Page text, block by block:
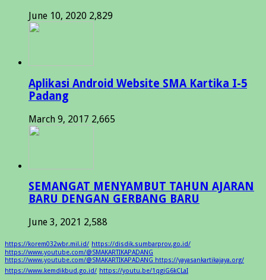
June 10, 2020 2,829
Aplikasi Android Website SMA Kartika I-5
Padang
March 9, 2017 2,665
SEMANGAT MENYAMBUT TAHUN AJARAN
BARU DENGAN GERBANG BARU
June 3, 2021 2,588
https://korem032wbr.mil.id/ https://disdik.sumbarprov.go.id/
https://www.youtube.com/@SMAKARTIKAPADANG
https://www.youtube.com/@SMAKARTIKAPADANG https://yayasankartikajaya.org/
https://www.kemdikbud.go.id/ https://youtu.be/1qgiG6kCLaI